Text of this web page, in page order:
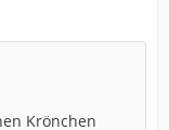
Krönchen